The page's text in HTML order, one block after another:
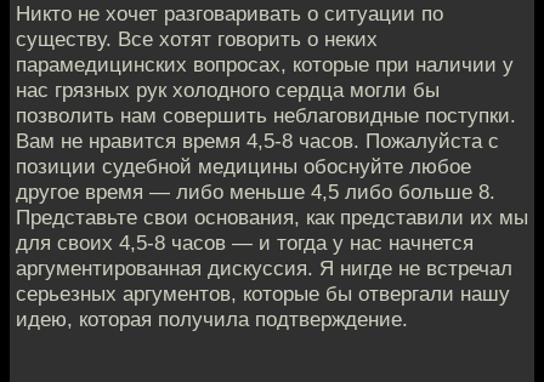
Никто не хочет разговаривать о ситуации по
существу. Все хотят говорить о неких
парамедицинских вопросах, которые при наличии у
нас грязных рук холодного сердца могли бы
позволить нам совершить неблаговидные поступки.
Вам не нравится время 4,5-8 часов. Пожалуйста с
позиции судебной медицины обоснуйте любое
другое время — либо меньше 4,5 либо больше 8.
Представьте свои основания, как представили их мы
для своих 4,5-8 часов — и тогда у нас начнется
аргументированная дискуссия. Я нигде не встречал
серьезных аргументов, которые бы отвергали нашу
идею, которая получила подтверждение.